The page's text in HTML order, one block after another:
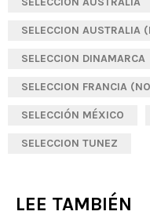
SELECCION AUSTRALIA
SELECCION DINAMARCA
SELECCION FRANCIA
SELECCIÓN MÉXICO
SELECCION TUNEZ
LEE TAMBIÉN